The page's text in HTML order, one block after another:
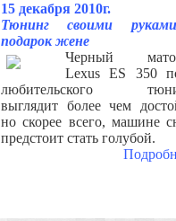
15 декабря 2010г.
Тюнинг своими
подарок жене
Черный
Lexus ES 350
любительского
выглядит более чем
но скорее всего, машине
предстоит стать голубой.